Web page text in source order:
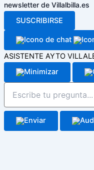
newsletter de Villalbilla.es
SUSCRIBIRSE
ASISTENTE AYTO